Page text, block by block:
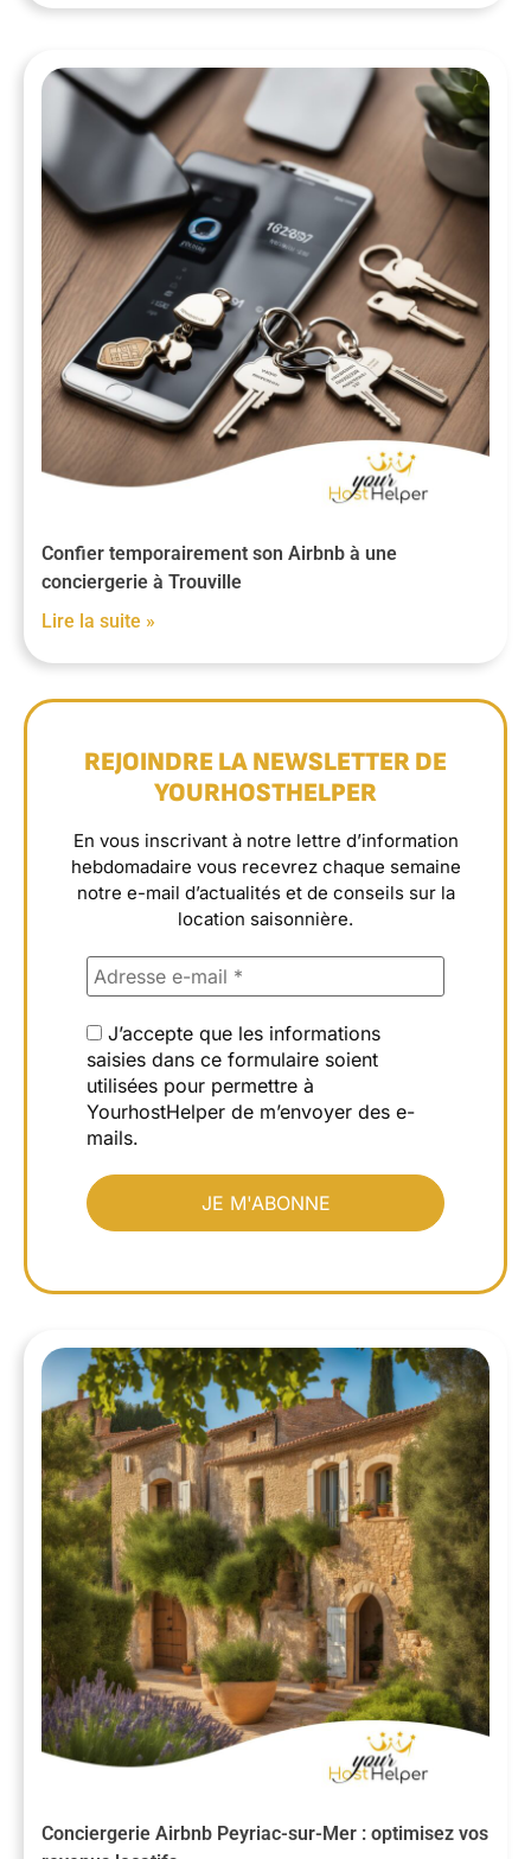
Confier temporairement son Airbnb à une
conciergerie à Trouville
Lire la suite »
REJOINDRE LA NEWSLETTER DE
YOURHOSTHELPER
En vous inscrivant à notre lettre d’information
hebdomadaire vous recevrez chaque semaine
notre e-mail d’actualités et de conseils sur la
location saisonnière.
J’accepte que les informations
saisies dans ce formulaire soient
utilisées pour permettre à
YourhostHelper de m’envoyer des e-
mails.
Conciergerie Airbnb Peyriac-sur-Mer : optimisez vos